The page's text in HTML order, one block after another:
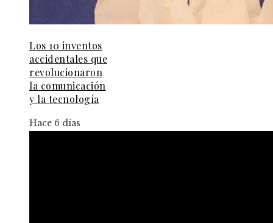
Los 10 inventos
accidentales que
revolucionaron
la comunicación
y la tecnología
Hace 6 días